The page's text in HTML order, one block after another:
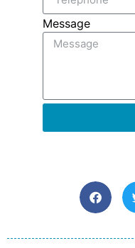
Message